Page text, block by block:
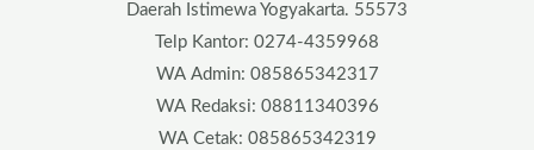
Daerah Istimewa Yogyakarta. 55573
Telp Kantor: 0274-4359968
WA Admin: 085865342317
WA Redaksi: 08811340396
WA Cetak: 085865342319